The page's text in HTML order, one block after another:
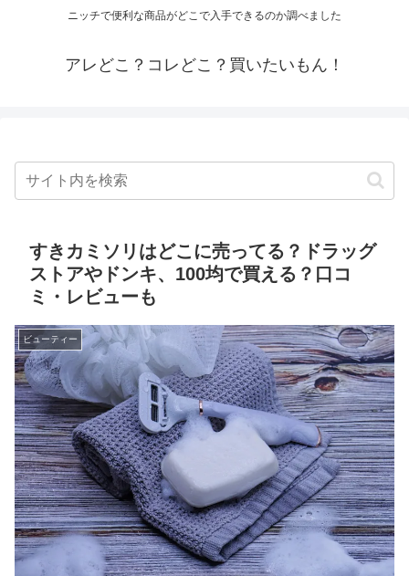
ニッチで便利な商品がどこで入手できるのか調べました
アレどこ？コレどこ？買いたいもん！
すきカミソリはどこに売ってる？ドラッグ
ストアやドンキ、100均で買える？口コ
ミ・レビューも
ビューティー